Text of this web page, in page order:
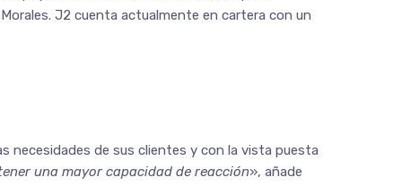
J2 cuenta actualmente en cartera con un
necesidades de sus clientes y con la vista puesta
una mayor capacidad de reacción», añade